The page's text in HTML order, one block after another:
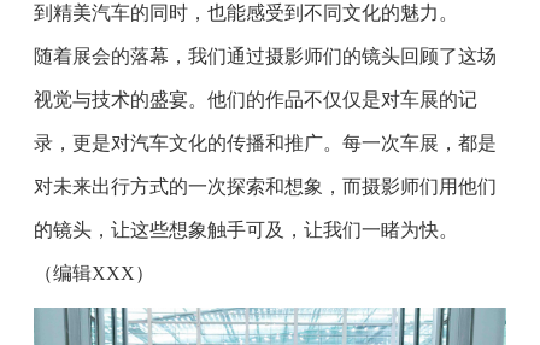
到精美汽车的同时，也能感受到不同文化的魅力。
随着展会的落幕，我们通过摄影师们的镜头回顾了这场
视觉与技术的盛宴。他们的作品不仅仅是对车展的记
录，更是对汽车文化的传播和推广。每一次车展，都是
对未来出行方式的一次探索和想象，而摄影师们用他们
的镜头，让这些想象触手可及，让我们一睹为快。
（编辑XXX）